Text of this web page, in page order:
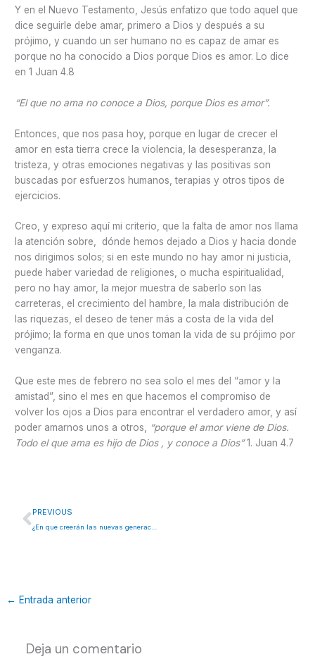
Y en el Nuevo Testamento, Jesús enfatizo que todo aquel que
dice seguirle debe amar, primero a Dios y después a su
prójimo, y cuando un ser humano no es capaz de amar es
porque no ha conocido a Dios porque Dios es amor. Lo dice
en 1 Juan 4.8
“El que no ama no conoce a Dios, porque Dios es amor”.
Entonces, que nos pasa hoy, porque en lugar de crecer el
amor en esta tierra crece la violencia, la desesperanza, la
tristeza, y otras emociones negativas y las positivas son
buscadas por esfuerzos humanos, terapias y otros tipos de
ejercicios.
Creo, y expreso aquí mi criterio, que la falta de amor nos llama
la atención sobre, dónde hemos dejado a Dios y hacia donde
nos dirigimos solos; si en este mundo no hay amor ni justicia,
puede haber variedad de religiones, o mucha espiritualidad,
pero no hay amor, la mejor muestra de saberlo son las
carreteras, el crecimiento del hambre, la mala distribución de
las riquezas, el deseo de tener más a costa de la vida del
prójimo; la forma en que unos toman la vida de su prójimo por
venganza.
Que este mes de febrero no sea solo el mes del “amor y la
amistad”, sino el mes en que hacemos el compromiso de
volver los ojos a Dios para encontrar el verdadero amor, y así
poder amarnos unos a otros, “porque el amor viene de Dios.
Todo el que ama es hijo de Dios , y conoce a Dios”1. Juan 4.7
Ant
PREVIOUS
← Entrada anterior
Deja un comentario